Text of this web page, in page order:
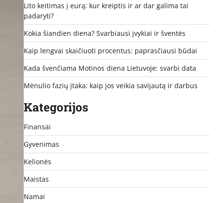
Lito keitimas į eurą: kur kreiptis ir ar dar galima tai
padaryti?
Kokia šiandien diena? Svarbiausi įvykiai ir šventės
Kaip lengvai skaičiuoti procentus: paprasčiausi būdai
Kada švenčiama Motinos diena Lietuvoje: svarbi data
Mėnulio fazių įtaka: kaip jos veikia savijautą ir darbus
Kategorijos
Finansai
Gyvenimas
Kelionės
Maistas
Namai